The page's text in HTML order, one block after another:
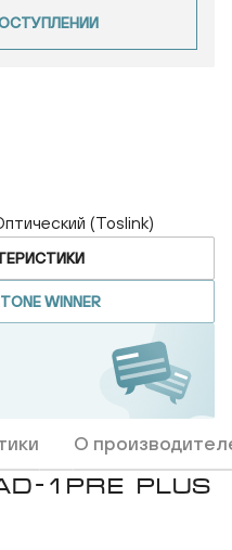
(Toslink)
WINNER
О
1PRE PLUS